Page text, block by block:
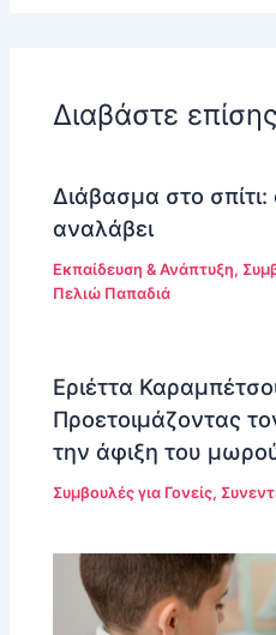
Διαβάστε
Διάβασμα στο
αναλάβει
Εκπαίδευση & Ανάπτυξη,
Πελιώ Παπαδιά
Εριέττα
Προετοιμάζοντας
την άφιξη του
Συμβουλές για Γονείς,